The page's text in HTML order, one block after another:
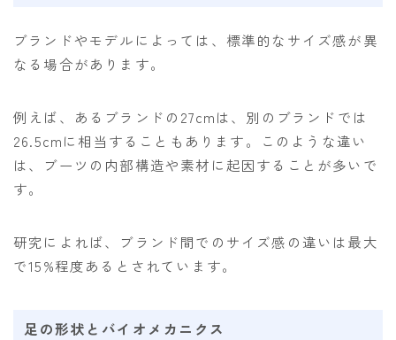
ブランドやモデルによっては、標準的なサイズ感が異
なる場合があります。
例えば、あるブランドの27cmは、別のブランドでは
26.5cmに相当することもあります。このような違い
は、ブーツの内部構造や素材に起因することが多いで
す。
研究によれば、ブランド間でのサイズ感の違いは最大
で15%程度あるとされています。
足の形状とバイオメカニクス